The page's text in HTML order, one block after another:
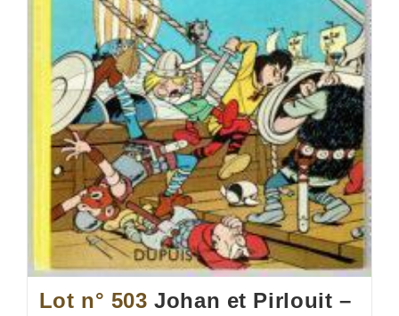
Lot n° 503 Johan et Pirlouit –